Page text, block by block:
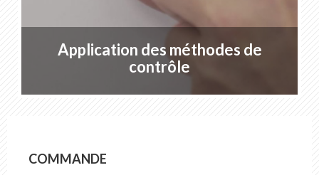
Application des méthodes de
contrôle
COMMANDE